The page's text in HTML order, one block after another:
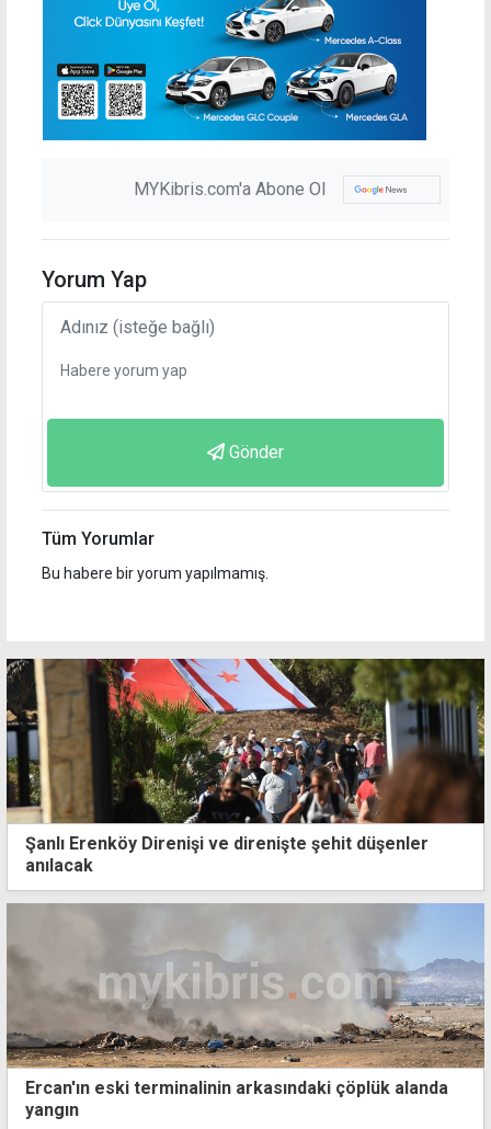
MYKibris.com'a Abone Ol
Yorum Yap
Gönder
Tüm Yorumlar
Bu habere bir yorum yapılmamış.
Şanlı Erenköy Direnişi ve direnişte şehit düşenler
anılacak
Ercan'ın eski terminalinin arkasındaki çöplük alanda
yangın